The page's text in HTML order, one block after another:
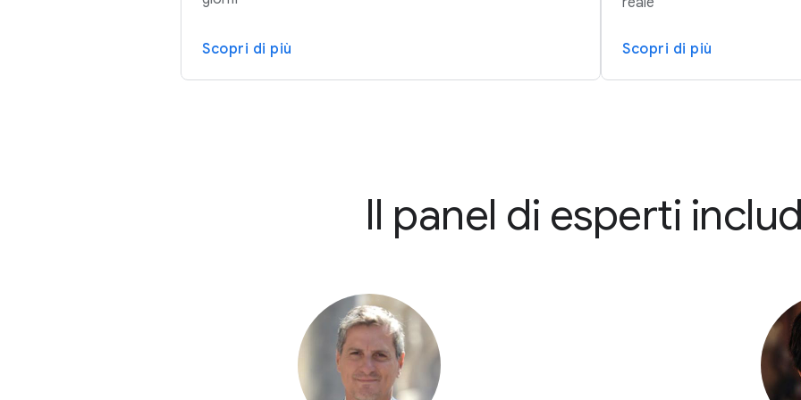
Scopri di più Scopri di più
Il panel di esperti